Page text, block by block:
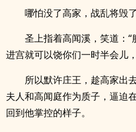
哪怕没了高家，战乱将毁
圣上指着高闻溪，笑道：
进宫就可以饶你们一时半会儿
所以默许庄王，趁高家出
夫人和高闻庭作为质子，逼迫
回到他掌控的样子。